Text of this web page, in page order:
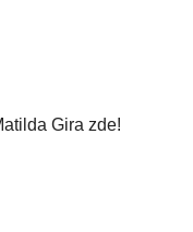
Gira zde!